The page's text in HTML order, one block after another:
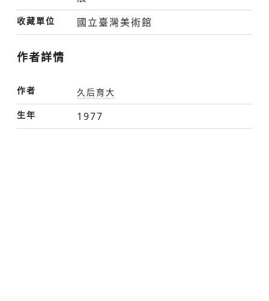
收藏單位 國立臺灣美術館
作者詳情
作者
久后育大
生年
1977